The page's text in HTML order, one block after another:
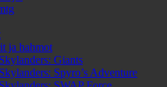
ja hahmot
Skylanders: Giants
Skylanders: Spyro’s Adventure